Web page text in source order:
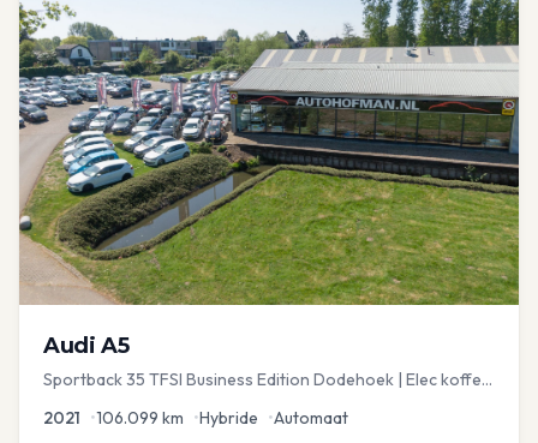
Audi A5
Sportback 35 TFSI Business Edition Dodehoek | Elec koffer
2021 •106.099 km •Hybride •Automaat